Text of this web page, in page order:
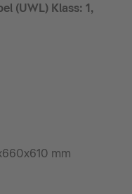
(UWL) Klass: 1,
mm